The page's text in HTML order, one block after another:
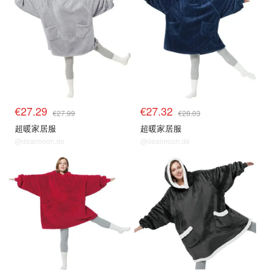
€27.29 €27.99
超暖家居服
@dealmoon.de
€27.32 €28.03
超暖家居服
@dealmoon.de